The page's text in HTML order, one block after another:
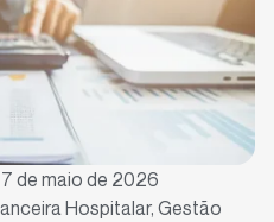
7 de maio de 2026
Hospitalar, Gestão